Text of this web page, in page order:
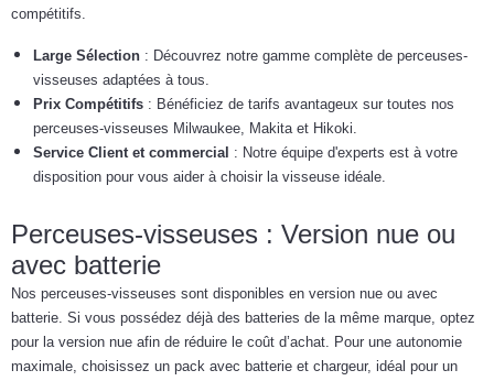
compétitifs.
Large Sélection : Découvrez notre gamme complète de perceuses-
visseuses adaptées à tous.
Prix Compétitifs : Bénéficiez de tarifs avantageux sur toutes nos
perceuses-visseuses Milwaukee, Makita et Hikoki.
Service Client et commercial : Notre équipe d'experts est à votre
disposition pour vous aider à choisir la visseuse idéale.
Perceuses-visseuses : Version nue ou
avec batterie
Nos perceuses-visseuses sont disponibles en version nue ou avec
batterie. Si vous possédez déjà des batteries de la même marque, optez
pour la version nue afin de réduire le coût d’achat. Pour une autonomie
maximale, choisissez un pack avec batterie et chargeur, idéal pour un